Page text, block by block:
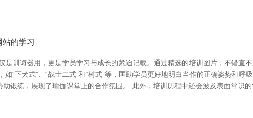
的学习
训诲器用，更是学员学习与成长的紧迫记载。通过精选的培训图片，不错直
“下犬式”、“战士二式”和“树式”等，匡助学员更好地明白当作的正确姿势和呼
锻练，展现了瑜伽课堂上的合作氛围。 此外，培训历程中还会波及表面常识